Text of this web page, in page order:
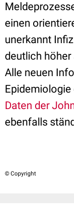
einen
unerkannt
deutlich höher
Alle neuen
Daten der
ebenfalls
© Copyright